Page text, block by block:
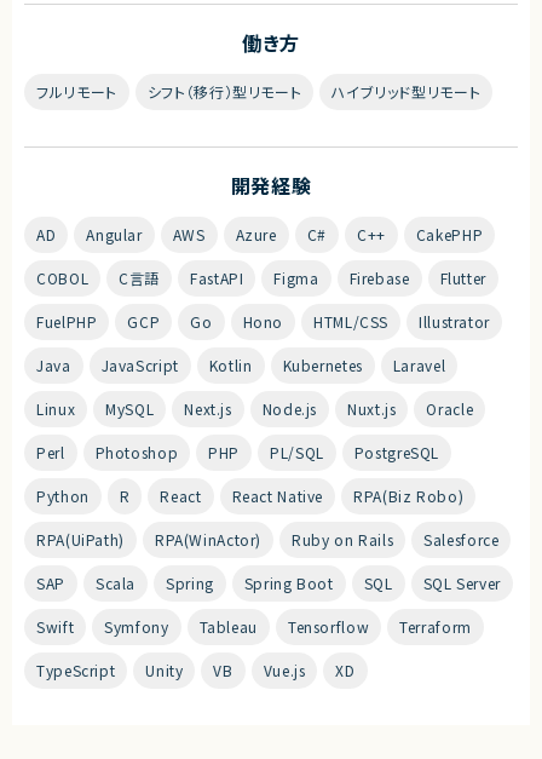
働き方
フルリモート シフト（移行）型リモート ハイブリッド型リモート
開発経験
AD Angular AWS Azure C# C++ CakePHP
COBOL C言語 FastAPI Figma Firebase Flutter
FuelPHP GCP Go Hono HTML/CSS Illustrator
Java JavaScript Kotlin Kubernetes Laravel
Linux MySQL Next.js Node.js Nuxt.js Oracle
Perl Photoshop PHP PL/SQL PostgreSQL
Python R React React Native RPA(Biz Robo)
RPA(UiPath) RPA(WinActor) Ruby on Rails Salesforce
SAP Scala Spring Spring Boot SQL SQL Server
Swift Symfony Tableau Tensorflow Terraform
TypeScript Unity VB Vue.js XD